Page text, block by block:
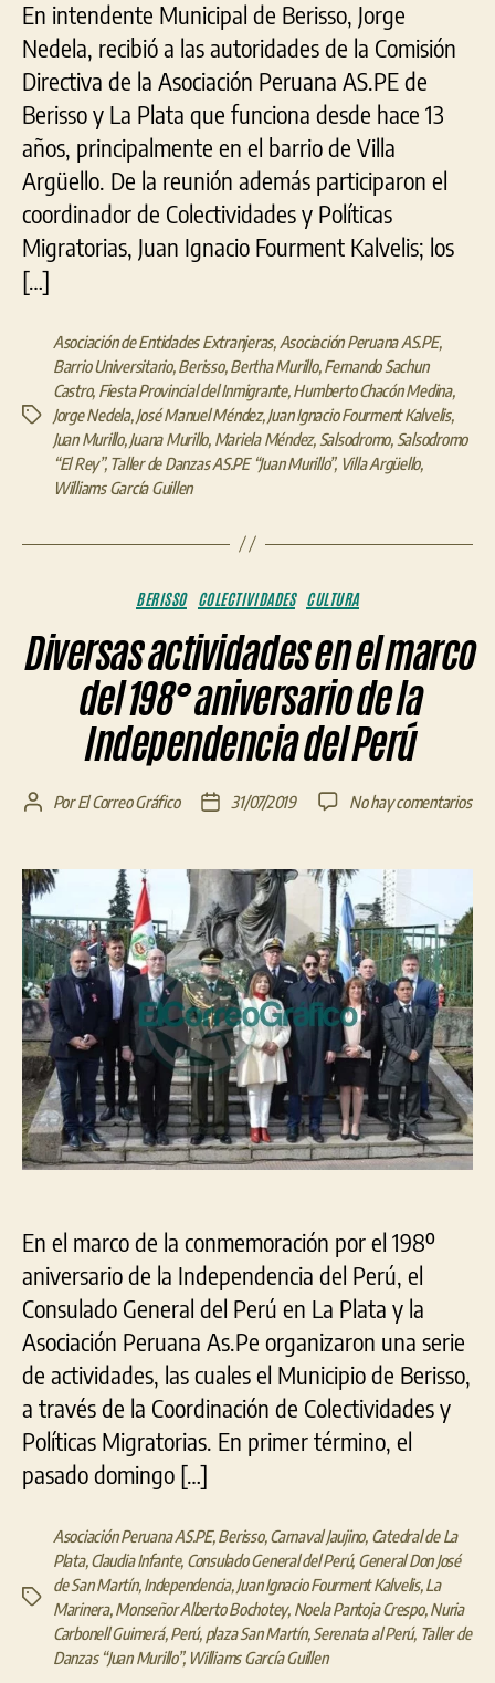
En intendente Municipal de Berisso, Jorge
Nedela, recibió a las autoridades de la Comisión
Directiva de la Asociación Peruana AS.PE de
Berisso y La Plata que funciona desde hace 13
años, principalmente en el barrio de Villa
Argüello. De la reunión además participaron el
coordinador de Colectividades y Políticas
Migratorias, Juan Ignacio Fourment Kalvelis; los
[…]
Etiquetas
Asociación de Entidades Extranjeras, Asociación Peruana AS.PE,
Barrio Universitario,Berisso,Bertha Murillo,Fernando Sachun
Castro, Fiesta Provincial del Inmigrante,Humberto Chacón Medina,
Jorge Nedela,José Manuel Méndez,Juan Ignacio Fourment Kalvelis,
Juan Murillo,Juana Murillo, Mariela Méndez, Salsodromo, Salsodromo
“El Rey”, Taller de Danzas AS.PE “Juan Murillo”, Villa Argüello,
Williams García Guillen
Categorías
BERISSO COLECTIVIDADES CULTURA
Diversas actividades en el marco
del 198° aniversario de la
Independencia del Perú
Autor
entrada
PorEl Correo Gráfico
Fecha
entrada
31/07/2019 No hay comentariosen
en
del
de
la
del
En el marco de la conmemoración por el 198º
aniversario de la Independencia del Perú, el
Consulado General del Perú en La Plata y la
Asociación Peruana As.Pe organizaron una serie
de actividades, las cuales el Municipio de Berisso,
a través de la Coordinación de Colectividades y
Políticas Migratorias. En primer término, el
pasado domingo […]
Etiquetas
Asociación Peruana AS.PE,Berisso,Carnaval Jaujino, Catedral de La
Plata,Claudia Infante, Consulado General del Perú, General Don José
de San Martín,Independencia,Juan Ignacio Fourment Kalvelis,La
Marinera,Monseñor Alberto Bochotey, Noela Pantoja Crespo,Nuria
Carbonell Guimerá,Perú, plaza San Martín,Serenata al Perú, Taller de
Danzas “Juan Murillo”, Williams García Guillen